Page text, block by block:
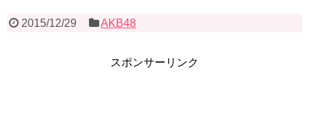
2015/12/29 AKB48
スポンサーリンク